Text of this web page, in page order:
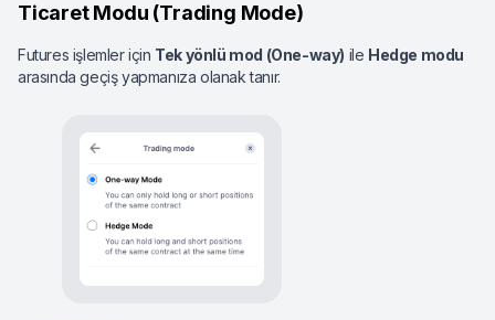
Ticaret Modu (Trading Mode)
Futures işlemler için Tek yönlü mod (One-way) ile Hedge modu
arasında geçiş yapmanıza olanak tanır.